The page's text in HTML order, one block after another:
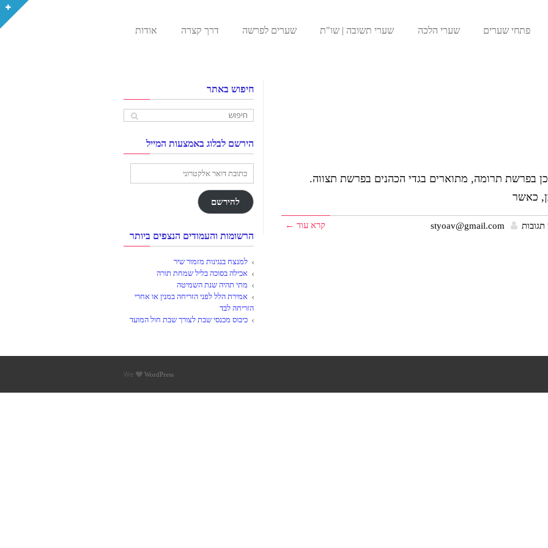
פתחי שערים שערי הלכה שערי תשובה | שו"ת שערים לפרשה דרך קצרה אודות
בפרשת תרומה, מתוארים בגדי הכהנים בפרשת תצווה.
כאשר
תגובות styoav@gmail.com קרא עוד ←
חיפוש באתר
הירשם לבלוג באמצעות המייל
אלקטרוני
להירשם
הרשומות והעמודים הנצפים ביותר
למנצח בנגינות מזמור שיר
אכילה בסוכה בליל שמחת תורה
מתי תהיה שנת השמיטה
אמירת הלל לפני הזריחה במנין או אחרי
הזריחה לבד
כיבוס מכנסי שבת לצורך שבת חול המועד
We WordPress